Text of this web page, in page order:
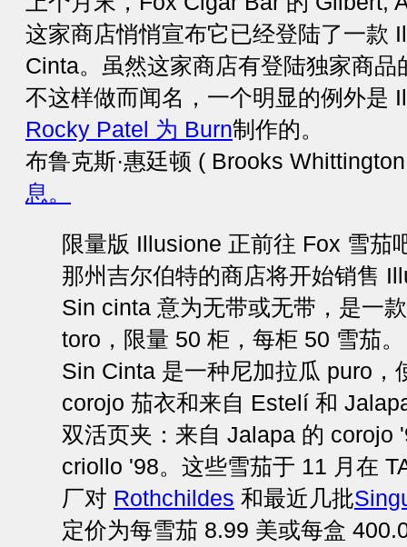
这家商店悄悄宣布它已经登陆了一款
Cinta。虽然这家商店有登陆独家商
不这样做而闻名，一个明显的例外是
Rocky Patel 为 Burn制作的。
布鲁克斯·惠廷顿 ( Brooks
息。
限量版 Illusione 正前往 Fox 雪茄
那州吉尔伯特的商店将开始销售
Sin cinta 意为无带或无带，是一
toro，限量 50 柜，每柜 50 雪茄。
Sin Cinta 是一种尼加拉瓜 puro，
corojo 茄衣和来自 Estelí 和
双活页夹：来自 Jalapa 的 corojo
criollo '98。这些雪茄于 11 月在
厂对 Rothchildes 和最近几批
定价为每雪茄 8.99 美或每盒